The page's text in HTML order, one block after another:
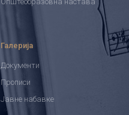
Галерија
Документи
Прописи
Јавне набавке